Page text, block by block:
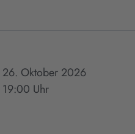
26. Oktober 2026
19:00 Uhr